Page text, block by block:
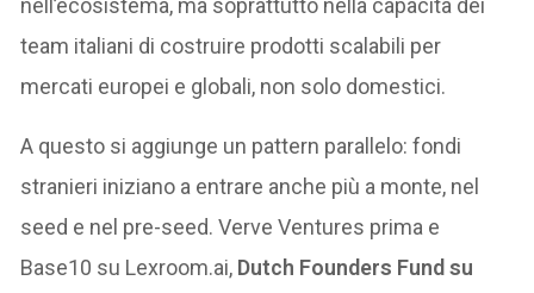
team italiani di costruire prodotti scalabili per
mercati europei e globali, non solo domestici.
A questo si aggiunge un pattern parallelo: fondi
stranieri iniziano a entrare anche più a monte, nel
seed e nel pre-seed. Verve Ventures prima e
Base10 su Lexroom.ai, Dutch Founders Fund su